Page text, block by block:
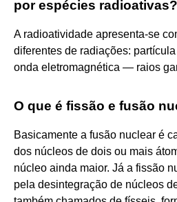
por espécies radioativas?
A radioatividade apresenta-se
diferentes de radiações:
onda eletromagnética — raios
O que é fissão e fusão
Basicamente a fusão nuclear é
dos núcleos de dois ou mais
núcleo ainda maior. Já a fissão
pela desintegração de núcleos